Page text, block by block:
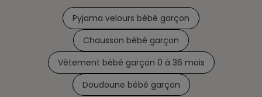
Pyjama velours bébé garçon
Chausson bébé garçon
Vêtement bébé garçon 0 à 36 mois
Doudoune bébé garçon